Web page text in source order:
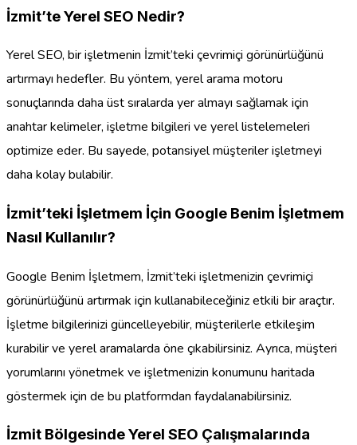
İzmit’te Yerel SEO Nedir?
Yerel SEO, bir işletmenin İzmit’teki çevrimiçi görünürlüğünü
artırmayı hedefler. Bu yöntem, yerel arama motoru
sonuçlarında daha üst sıralarda yer almayı sağlamak için
anahtar kelimeler, işletme bilgileri ve yerel listelemeleri
optimize eder. Bu sayede, potansiyel müşteriler işletmeyi
daha kolay bulabilir.
İzmit’teki İşletmem İçin Google Benim İşletmem
Nasıl Kullanılır?
Google Benim İşletmem, İzmit’teki işletmenizin çevrimiçi
görünürlüğünü artırmak için kullanabileceğiniz etkili bir araçtır.
İşletme bilgilerinizi güncelleyebilir, müşterilerle etkileşim
kurabilir ve yerel aramalarda öne çıkabilirsiniz. Ayrıca, müşteri
yorumlarını yönetmek ve işletmenizin konumunu haritada
göstermek için de bu platformdan faydalanabilirsiniz.
İzmit Bölgesinde Yerel SEO Çalışmalarında